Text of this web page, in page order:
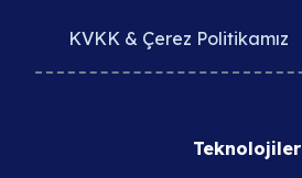
KVKK & Çerez Politikamız
Teknolojiler